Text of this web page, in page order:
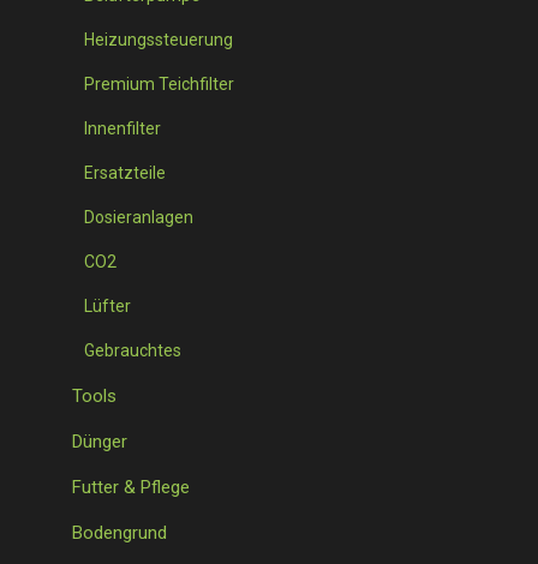
Heizungssteuerung
Premium Teichfilter
Innenfilter
Ersatzteile
Dosieranlagen
CO2
Lüfter
Gebrauchtes
Tools
Dünger
Futter & Pflege
Bodengrund